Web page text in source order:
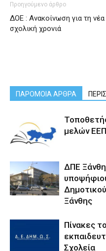
Προηγούμενο άρθρο
ΔΟΕ : Ανακοίνωση για τη νέα
σχολική χρονιά
ΠΑΡΟΜΟΙΑ ΑΡΘΡΑ
μελών
ΔΠΕ
Ξάνθης
Πίνακες
Σχολεία